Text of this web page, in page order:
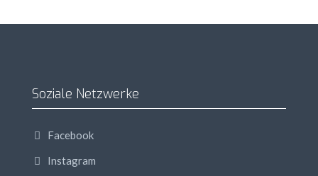
Soziale Netzwerke
Facebook
Instagram